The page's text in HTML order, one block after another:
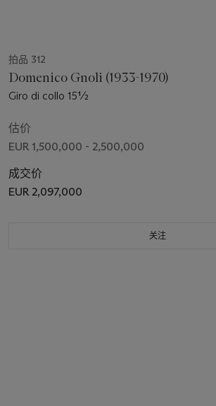
拍品 312
Domenico Gnoli (1933-1970)
Giro di collo 15½
估价
EUR 1,500,000 - 2,500,000
成交价
EUR 2,097,000
关注